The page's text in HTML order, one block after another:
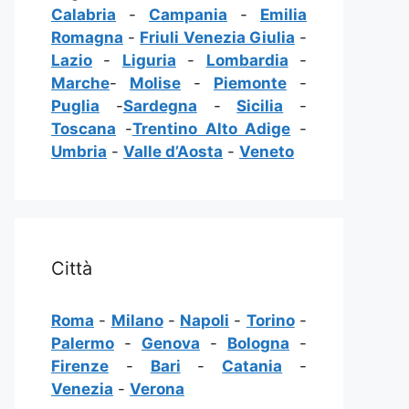
Calabria - Campania - Emilia
Romagna - Friuli Venezia Giulia -
Lazio - Liguria - Lombardia -
Marche- Molise - Piemonte -
Puglia -Sardegna -Sicilia -
Toscana -Trentino Alto Adige -
Umbria - Valle d’Aosta - Veneto
Città
Roma - Milano- Napoli - Torino-
Palermo - Genova - Bologna -
Firenze - Bari - Catania -
Venezia - Verona